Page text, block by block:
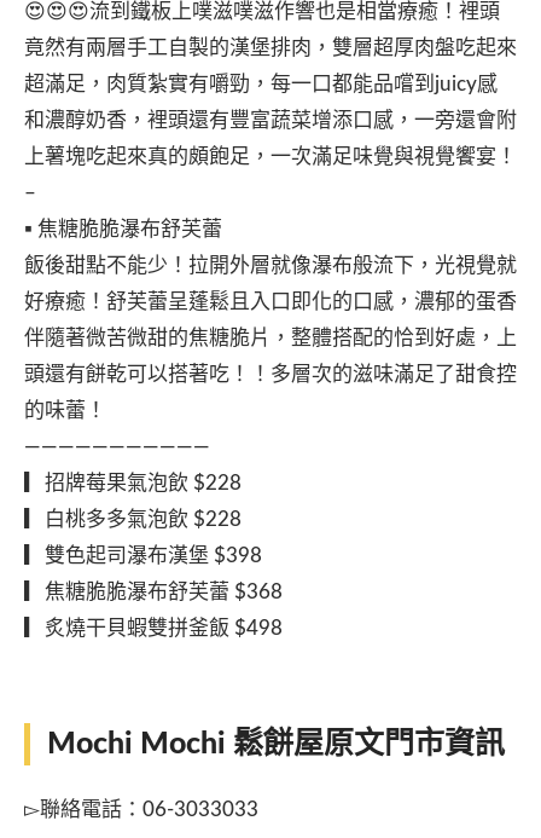
😍😍😍流到鐵板上噗滋噗滋作響也是相當療癒！裡頭
竟然有兩層手工自製的漢堡排肉，雙層超厚肉盤吃起來
超滿足，肉質紮實有嚼勁，每一口都能品嚐到juicy感
和濃醇奶香，裡頭還有豐富蔬菜增添口感，一旁還會附
上薯塊吃起來真的頗飽足，一次滿足味覺與視覺饗宴！
–
▪️ 焦糖脆脆瀑布舒芙蕾
飯後甜點不能少！拉開外層就像瀑布般流下，光視覺就
好療癒！舒芙蕾呈蓬鬆且入口即化的口感，濃郁的蛋香
伴隨著微苦微甜的焦糖脆片，整體搭配的恰到好處，上
頭還有餅乾可以搭著吃！！多層次的滋味滿足了甜食控
的味蕾！
———————————
▎招牌莓果氣泡飲 $228
▎白桃多多氣泡飲 $228
▎雙色起司瀑布漢堡 $398
▎焦糖脆脆瀑布舒芙蕾 $368
▎炙燒干貝蝦雙拼釜飯 $498
Mochi Mochi 鬆餅屋原文門市資訊
▻聯絡電話：06-3033033